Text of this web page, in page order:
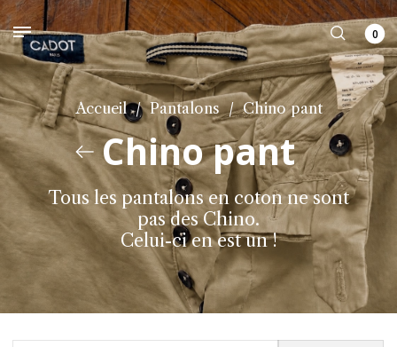
0
Accueil / Pantalons / Chino pant
Chino pant
Tous les pantalons en coton ne sont
pas des Chino.
Celui-ci en est un !